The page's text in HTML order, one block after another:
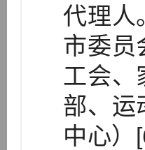
代理人
市委员
工会、
部、运
中心）